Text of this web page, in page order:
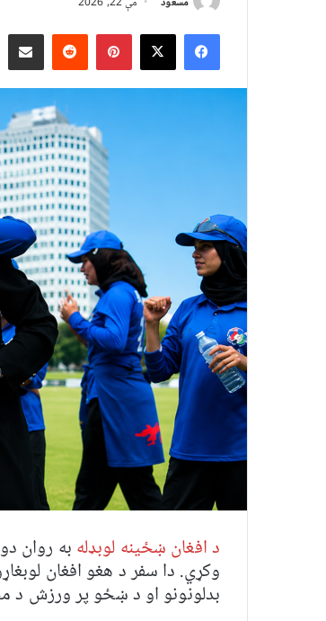
Facebook
X
Pinterest
Reddit
د
د افغان ښځینه لوبډله به روان
بدلونونو او د ښځو پر ورزش د